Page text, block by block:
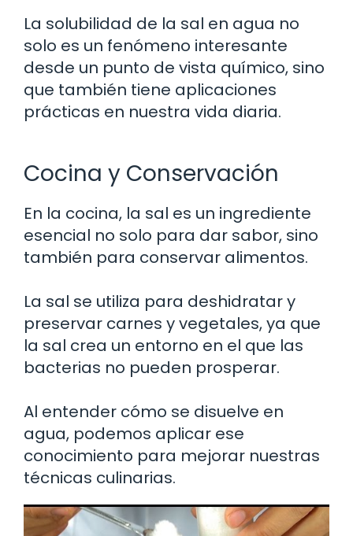
La solubilidad de la sal en agua no
solo es un fenómeno interesante
desde un punto de vista químico, sino
que también tiene aplicaciones
prácticas en nuestra vida diaria.
Cocina y Conservación
En la cocina, la sal es un ingrediente
esencial no solo para dar sabor, sino
también para conservar alimentos.
La sal se utiliza para deshidratar y
preservar carnes y vegetales, ya que
la sal crea un entorno en el que las
bacterias no pueden prosperar.
Al entender cómo se disuelve en
agua, podemos aplicar ese
conocimiento para mejorar nuestras
técnicas culinarias.